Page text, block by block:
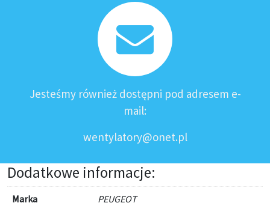
Jesteśmy również dostępni pod adresem e-
mail:
wentylatory@onet.pl
Dodatkowe informacje:
Marka PEUGEOT